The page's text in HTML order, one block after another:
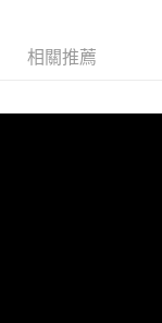
本公司將視審查結果
相關推薦